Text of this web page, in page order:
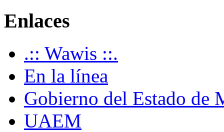
Enlaces
.:: Wawis ::.
En la línea
Gobierno del Estado de
UAEM